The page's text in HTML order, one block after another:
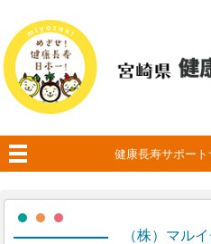
健康長寿サポー
（株）マル